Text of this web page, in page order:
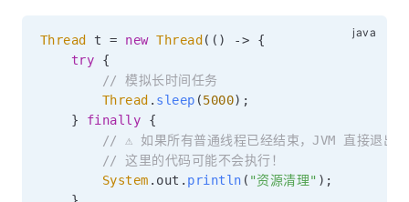
Thread t = new Thread ( ( ) ->
{
try
{
// 模拟长时间任务
Thread . sleep (5000) ;
}
finally
{
// ⚠️ 如果所有普通线程已经结束，JVM 直接退出
// 这里的代码可能不会执行！
System . out . println ( "资源清理" ) ;